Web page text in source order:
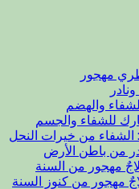
مهجور
والهضم
للشفاء والجسم
من باطن الأرض
مهجور من السنة
مهجور من كنوز السنة